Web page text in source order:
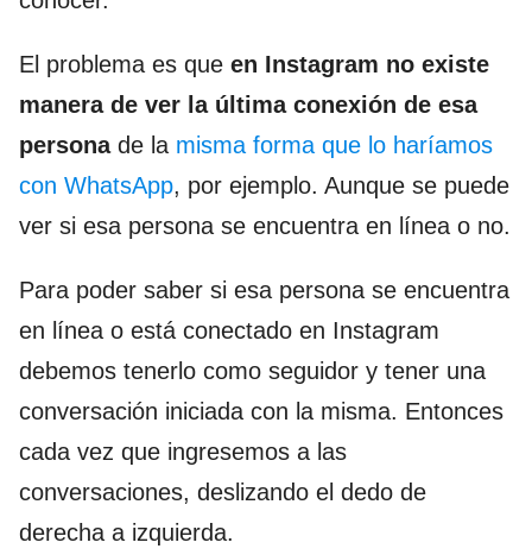
El problema es que en Instagram no existe
manera de ver la última conexión de esa
personade la misma forma que lo haríamos
con WhatsApp, por ejemplo. Aunque se puede
ver si esa persona se encuentra en línea o no.
Para poder saber si esa persona se encuentra
en línea o está conectado en Instagram
debemos tenerlo como seguidor y tener una
conversación iniciada con la misma. Entonces
cada vez que ingresemos a las
conversaciones, deslizando el dedo de
derecha a izquierda.